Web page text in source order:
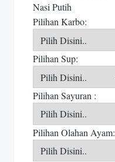
Nasi Putih
Pilihan Karbo:
Pilihan Sup:
Pilihan Sayuran :
Pilihan Olahan Ayam: